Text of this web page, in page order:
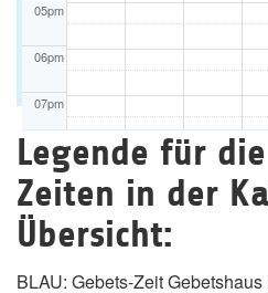
05pm
06pm
07pm
08pm
09pm
10pm
11pm
Legende für
Zeiten in der
Übersicht:
BLAU: Gebets-Zeit